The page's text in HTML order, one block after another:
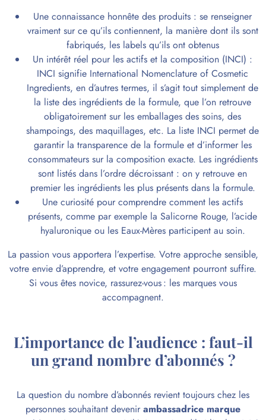
Une connaissance honnête des produits : se renseigner
vraiment sur ce qu’ils contiennent, la manière dont ils sont
fabriqués, les labels qu’ils ont obtenus
Un intérêt réel pour les actifs et la composition (INCI) :
INCI signifie International Nomenclature of Cosmetic
Ingredients, en d’autres termes, il s’agit tout simplement de
la liste des ingrédients de la formule, que l’on retrouve
obligatoirement sur les emballages des soins, des
shampoings, des maquillages, etc. La liste INCI permet de
garantir la transparence de la formule et d’informer les
consommateurs sur la composition exacte. Les ingrédients
sont listés dans l’ordre décroissant : on y retrouve en
premier les ingrédients les plus présents dans la formule.
Une curiosité pour comprendre comment les actifs
présents, comme par exemple la Salicorne Rouge, l’acide
hyaluronique ou les Eaux-Mères participent au soin.
La passion vous apportera l’expertise. Votre approche sensible,
votre envie d’apprendre, et votre engagement pourront suffire.
Si vous êtes novice, rassurez-vous : les marques vous
accompagnent.
L’importance de l’audience : faut-il
un grand nombre d’abonnés ?
La question du nombre d’abonnés revient toujours chez les
personnes souhaitant devenir ambassadrice marque